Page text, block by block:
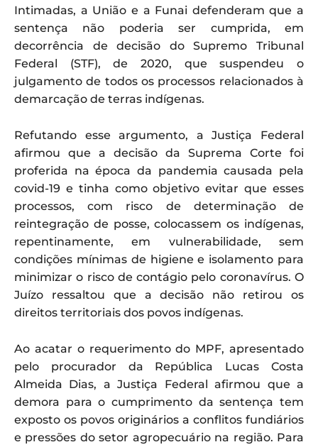
Intimadas, a União e a Funai defenderam que a
sentença não poderia ser cumprida, em
decorrência de decisão do Supremo Tribunal
Federal (STF), de 2020, que suspendeu o
julgamento de todos os processos relacionados à
demarcação de terras indígenas.
Refutando esse argumento, a Justiça Federal
afirmou que a decisão da Suprema Corte foi
proferida na época da pandemia causada pela
covid-19 e tinha como objetivo evitar que esses
processos, com risco de determinação de
reintegração de posse, colocassem os indígenas,
repentinamente, em vulnerabilidade, sem
condições mínimas de higiene e isolamento para
minimizar o risco de contágio pelo coronavírus. O
Juízo ressaltou que a decisão não retirou os
direitos territoriais dos povos indígenas.
Ao acatar o requerimento do MPF, apresentado
pelo procurador da República Lucas Costa
Almeida Dias, a Justiça Federal afirmou que a
demora para o cumprimento da sentença tem
exposto os povos originários a conflitos fundiários
e pressões do setor agropecuário na região. Para